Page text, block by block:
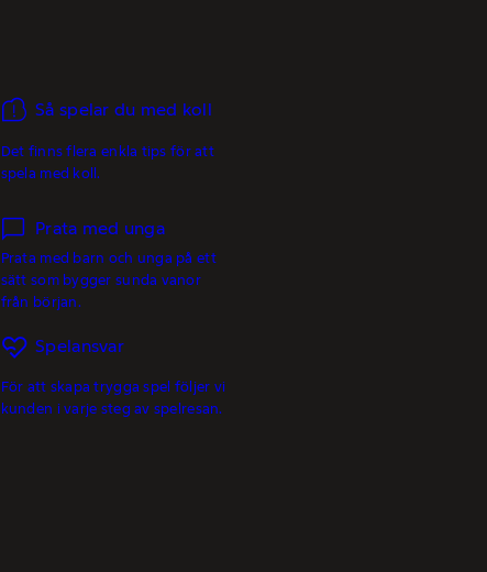
Så spelar du med koll
Det finns flera enkla tips för att
spela med koll.
Prata med unga
Prata med barn och unga på ett
sätt som bygger sunda vanor
från början.
Spelansvar
För att skapa trygga spel följer vi
kunden i varje steg av spelresan.